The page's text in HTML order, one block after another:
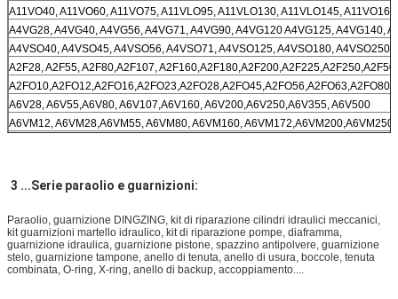
A11VO40, A11VO60, A11VO75, A11VLO95, A11VLO130, A11VLO145,
A4VG28, A4VG40, A4VG56, A4VG71, A4VG90, A4VG120 A4VG125, A4VG140,
A4VSO40, A4VSO45, A4VSO56, A4VSO71, A4VSO125, A4VSO180, A4VSO250,
A2F28, A2F55, A2F80,A2F107,
A6V28, A6V55,A6V80, A6V107,A6V160, A6V200,A6V250,A6V355, A6V500
A6VM12, A6VM28,A6VM55, A6VM80, A6VM160,
3 ...Serie paraolio e guarnizioni:
Paraolio, guarnizione DINGZING, kit di riparazione cilindri idraulici meccanici,
kit guarnizioni martello idraulico, kit di riparazione pompe, diaframma,
guarnizione idraulica, guarnizione pistone, spazzino antipolvere, guarnizione
stelo, guarnizione tampone, anello di tenuta, anello di usura, boccole, tenuta
combinata, O-ring, X-ring, anello di backup, accoppiamento....